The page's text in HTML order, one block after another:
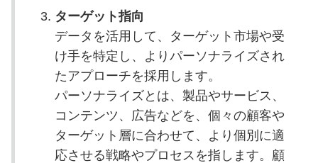
ターゲット指向
データを活用して、ターゲット市場や受
け手を特定し、よりパーソナライズされ
たアプローチを採用します。
パーソナライズとは、製品やサービス、
コンテンツ、広告などを、個々の顧客や
ターゲット層に合わせて、より個別に適
応させる戦略やプロセスを指します。顧